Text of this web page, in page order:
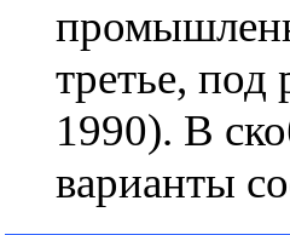
третье,
1990). В
варианты